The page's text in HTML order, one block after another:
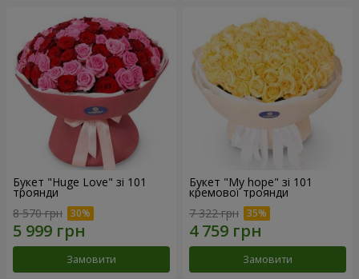
Букет "Huge Love" зі 101
троянди
8 570 грн
Замовити
Букет "My hope" зі 101
кремової троянди
7 322 грн
Замовити